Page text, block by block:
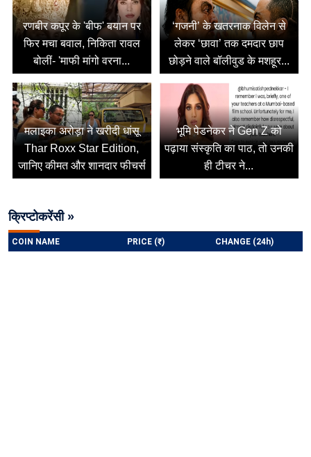
रणबीर कपूर के 'बीफ' बयान पर
फिर मचा बवाल, निकिता रावल
बोलीं- 'माफी मांगो वरना...
‘गजनी’ के खतरनाक विलेन से
लेकर ‘छावा’ तक दमदार छाप
छोड़ने वाले बॉलीवुड के मशहूर...
मलाइका अरोड़ा ने खरीदी धांसू
Thar Roxx Star Edition,
जानिए कीमत और शानदार फीचर्स
भूमि पेडनेकर ने Gen Z को
पढ़ाया संस्कृति का पाठ, तो उनकी
ही टीचर ने...
क्रिप्टोकरेंसी »